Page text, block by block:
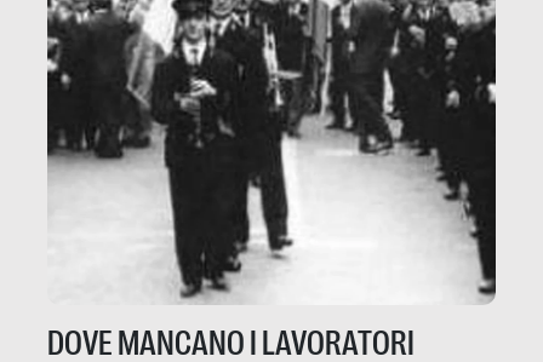
DOVE MANCANO I LAVORATORI